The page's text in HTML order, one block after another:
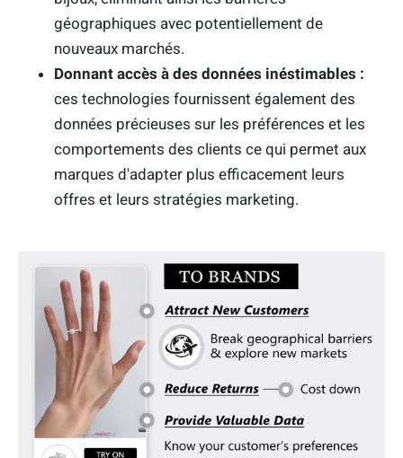
géographiques avec potentiellement de
nouveaux marchés.
Donnant accès à des données inéstimables :
ces technologies fournissent également des
données précieuses sur les préférences et les
comportements des clients ce qui permet aux
marques d'adapter plus efficacement leurs
offres et leurs stratégies marketing.